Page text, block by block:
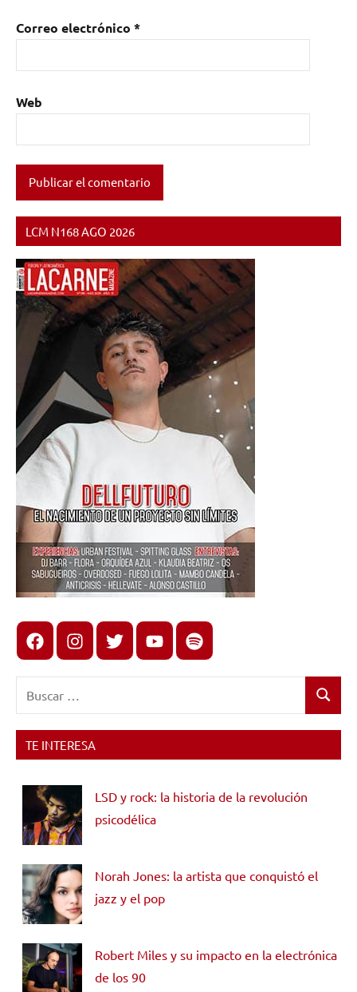
Correo electrónico *
Web
LCM N168 AGO 2026
FacebookInstagram
X youtubespotify
Buscar
TE INTERESA
LSD y rock: la historia de la revolución
psicodélica
Norah Jones: la artista que conquistó el
jazz y el pop
Robert Miles y su impacto en la electrónica
de los 90